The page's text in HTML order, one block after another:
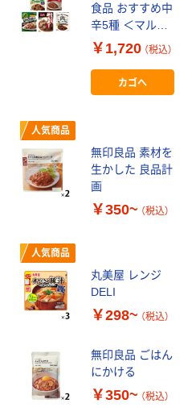
食品 おすすめ中
辛5種 ＜マルシ
ェ・下町ビスト
ロ・ジャワカレ
ー・牛角煮カレ
ー・ニクる。＞
￥1,720 （税込）
カゴへ
人気商品
無印良品 素材を
生かした 良品計
画
￥350~ （税込）
人気商品
丸美屋 レンジ
DELI
￥298~ （税込）
無印良品 ごはん
にかける
￥350~ （税込）